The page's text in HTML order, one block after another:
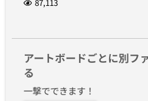
87,113
アートボードごとに別フ
る
一撃でできます！